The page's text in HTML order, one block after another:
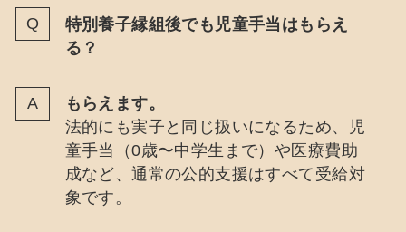
特別養子縁組後でも児童手当はもらえ
る？
もらえます。
法的にも実子と同じ扱いになるため、児
童手当（0歳〜中学生まで）や医療費助
成など、通常の公的支援はすべて受給対
象です。